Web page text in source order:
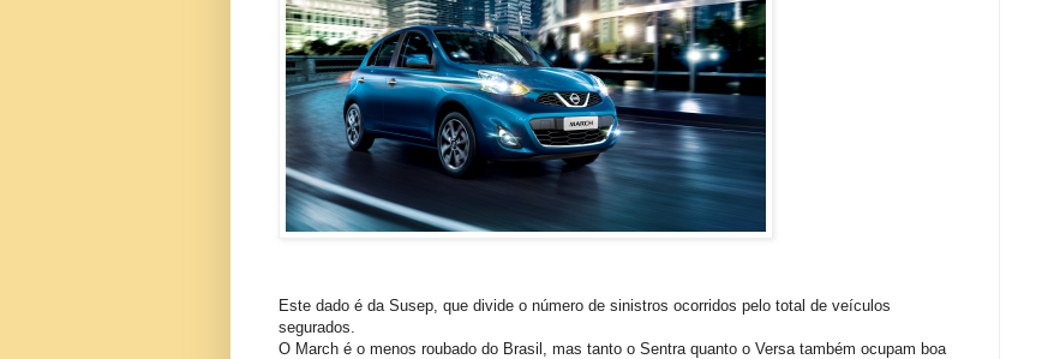
Este dado é da Susep, que divide o número de sinistros ocorridos pelo total de veículos
segurados.
O March é o menos roubado do Brasil, mas tanto o Sentra quanto o Versa também ocupam boa